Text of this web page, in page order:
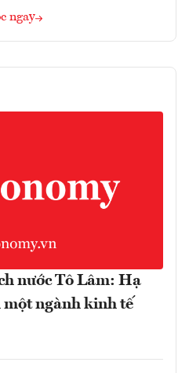
ngay
nước Tô Lâm: Hạ
ngành kinh tế